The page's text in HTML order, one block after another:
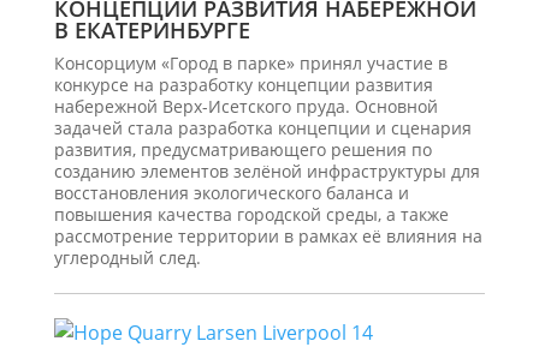
КОНЦЕПЦИИ РАЗВИТИЯ НАБЕРЕЖНОЙ
В ЕКАТЕРИНБУРГЕ
Консорциум «Город в парке» принял участие в
конкурсе на разработку концепции развития
набережной Верх-Исетского пруда. Основной
задачей стала разработка концепции и сценария
развития, предусматривающего решения по
созданию элементов зелёной инфраструктуры для
восстановления экологического баланса и
повышения качества городской среды, а также
рассмотрение территории в рамках её влияния на
углеродный след.